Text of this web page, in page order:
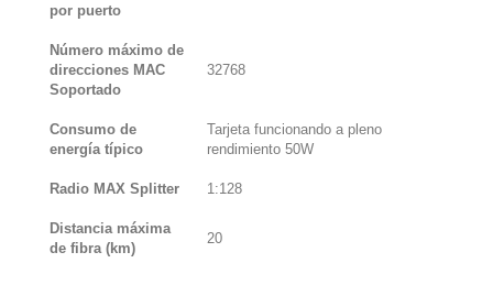
por puerto
Número máximo de
direcciones MAC
Soportado
32768
Consumo de
energía típico
Tarjeta funcionando a pleno
rendimiento 50W
Radio MAX Splitter 1:128
Distancia máxima
de fibra (km)
20